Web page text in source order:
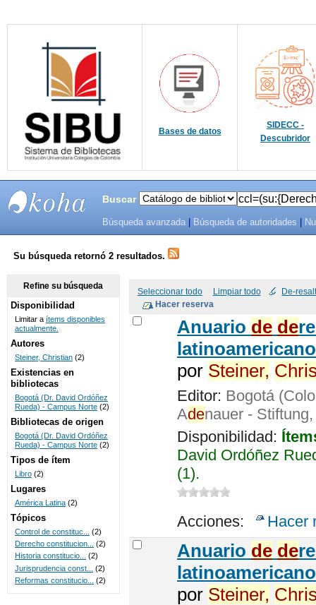
Bases de datos
SIDECC -
Descubridor
SISTEMAS
DE
BIBLIOTECAS
UNICOC
Buscar
Búsqueda avanzada Búsqueda de autoridades
Su búsqueda retornó 2 resultados.
Seleccionar todo Limpiar todo De-
Anuario de de
por Steiner,
Editor: Bogotá
Adenauer -
Disponibilidad:
David Ordóñez
(1).
Acciones: Hacer
Anuario de de
por Steiner,
Refine su búsqueda
Disponibilidad
Limitar a ítems disponibles
actualmente.
Autores
Steiner, Christian (2)
Existencias en
bibliotecas
Bogotá (Dr. David Ordóñez
Rueda) - Campus Norte (2)
Bibliotecas de origen
Bogotá (Dr. David Ordóñez
Rueda) - Campus Norte (2)
Tipos de ítem
Libro (2)
Lugares
América Latina (2)
Tópicos
Control de constituc...
(2)
Derecho constitucion...
(2)
Historia constitucio... (2)
Jurisprudencia const...
(2)
Reformas constitucio...
(2)